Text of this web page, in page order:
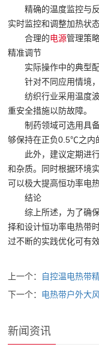
精确的温度监控与
实时监控和调整加热状态
合理的电源管理策
精准调节
实际操作中的典型
针对不同应用情境
纺织行业采用温度
重安全措施以防故障。
制药领域可选用具
够保持在正负0.5℃之内
此外，建议定期进
和杂质。同时根据环境
可以极大提高恒功率电
结论
综上所述，为了确
择和设计恒功率电热带
过不断的实践优化可有
上一个： 自控温电热带
下一个： 电热带户外大
新闻资讯